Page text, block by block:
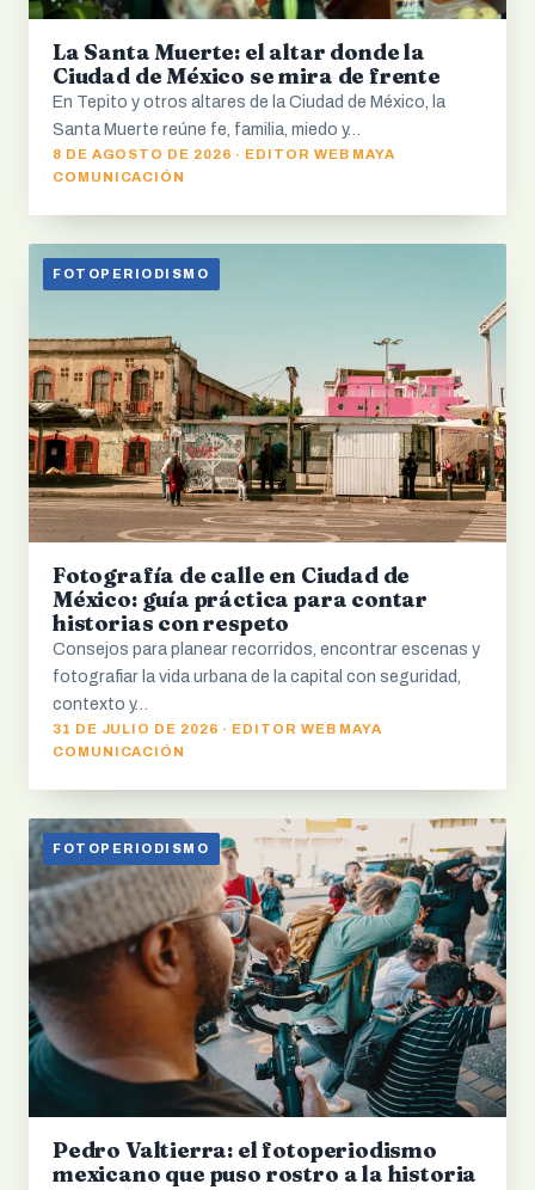
La Santa Muerte: el altar donde la
Ciudad de México se mira de frente
En Tepito y otros altares de la Ciudad de México, la
Santa Muerte reúne fe, familia, miedo y…
8 DE AGOSTO DE 2026 · EDITOR WEB MAYA
COMUNICACIÓN
FOTOPERIODISMO
Fotografía de calle en Ciudad de
México: guía práctica para contar
historias con respeto
Consejos para planear recorridos, encontrar escenas y
fotografiar la vida urbana de la capital con seguridad,
contexto y…
31 DE JULIO DE 2026 · EDITOR WEB MAYA
COMUNICACIÓN
FOTOPERIODISMO
Pedro Valtierra: el fotoperiodismo
mexicano que puso rostro a la historia